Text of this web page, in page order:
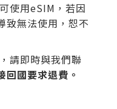
使用eSIM，若因
致無法使用，恕不
請即時與我們聯
回國要求退費。